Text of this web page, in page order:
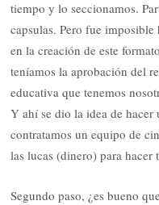
tiempo y lo seccionamos.
capsulas. Pero fue
en la creación de este
teníamos la aprobación del
educativa que tenemos
Y ahí se dio la idea de hacer
contratamos un equipo de
las lucas (dinero) para hacer
Segundo paso, ¿es bueno